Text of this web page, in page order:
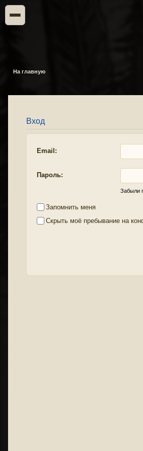
На главную
Вход
Email:
Пароль:
Забыли
Запомнить меня
Скрыть моё пребывание на